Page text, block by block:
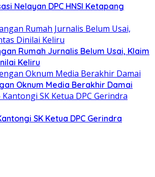
Nelayan DPC HNSI Ketapang
Rumah Jurnalis Belum Usai, Klaim
Keliru
Oknum Media Berakhir Damai
SK Ketua DPC Gerindra